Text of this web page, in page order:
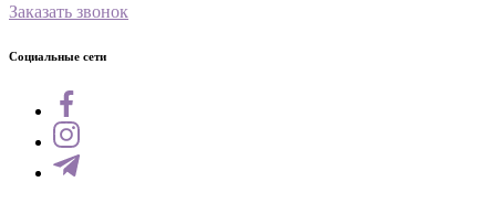
Заказать звонок
Социальные сети